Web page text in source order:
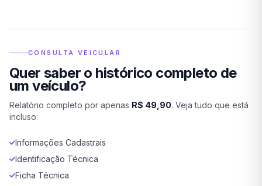
CONSULTA VEICULAR
Quer saber o histórico completo de
um veículo?
Relatório completo por apenas R$ 49,90. Veja tudo que está
incluso:
Informações Cadastrais
Identificação Técnica
Ficha Técnica